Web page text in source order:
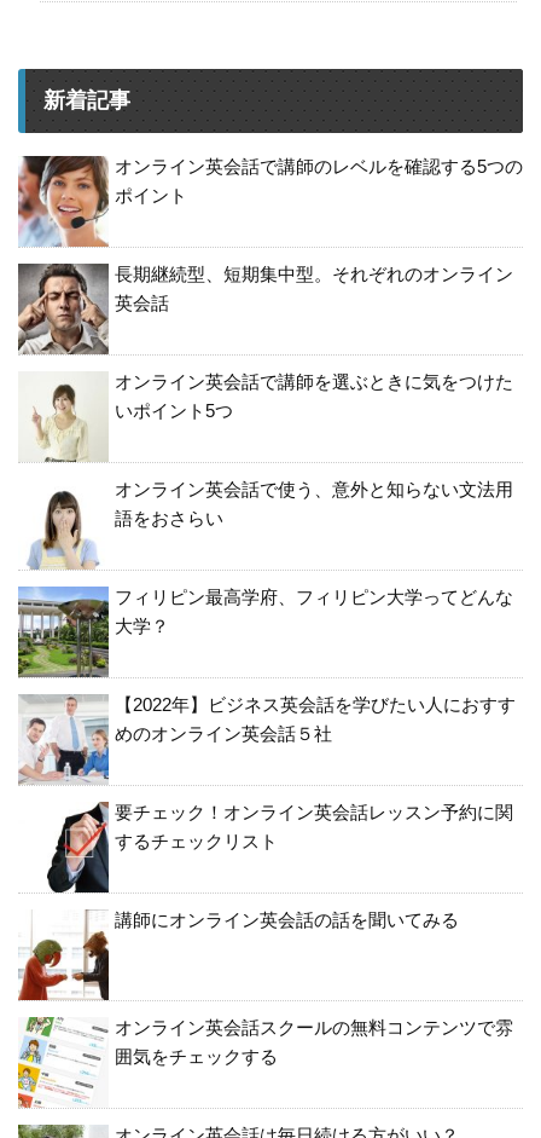
新着記事
オンライン英会話で講師のレベルを確認する5つの
ポイント
長期継続型、短期集中型。それぞれのオンライン
英会話
オンライン英会話で講師を選ぶときに気をつけた
いポイント5つ
オンライン英会話で使う、意外と知らない文法用
語をおさらい
フィリピン最高学府、フィリピン大学ってどんな
大学？
【2022年】ビジネス英会話を学びたい人におすす
めのオンライン英会話５社
要チェック！オンライン英会話レッスン予約に関
するチェックリスト
講師にオンライン英会話の話を聞いてみる
オンライン英会話スクールの無料コンテンツで雰
囲気をチェックする